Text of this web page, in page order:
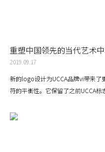
重塑中国领先的当代艺术
2019.09.17
新的logo设计为UCCA品牌vi带来了
符的平衡性。它保留了之前UCCA